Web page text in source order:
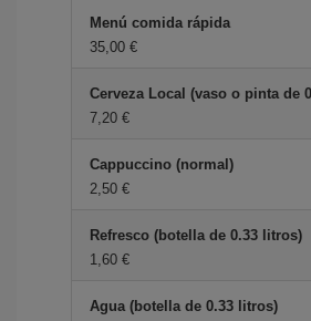
Menú comida rápida
35,00 €
Cerveza Local (vaso o pinta de
7,20 €
Cappuccino (normal)
2,50 €
Refresco (botella de 0.33 litros)
1,60 €
Agua (botella de 0.33 litros)